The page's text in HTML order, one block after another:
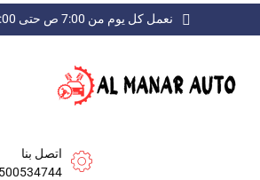
نعمل كل يوم من 7:00 ص حتى 9:00 م عدا الجمعة
اتصل بنا